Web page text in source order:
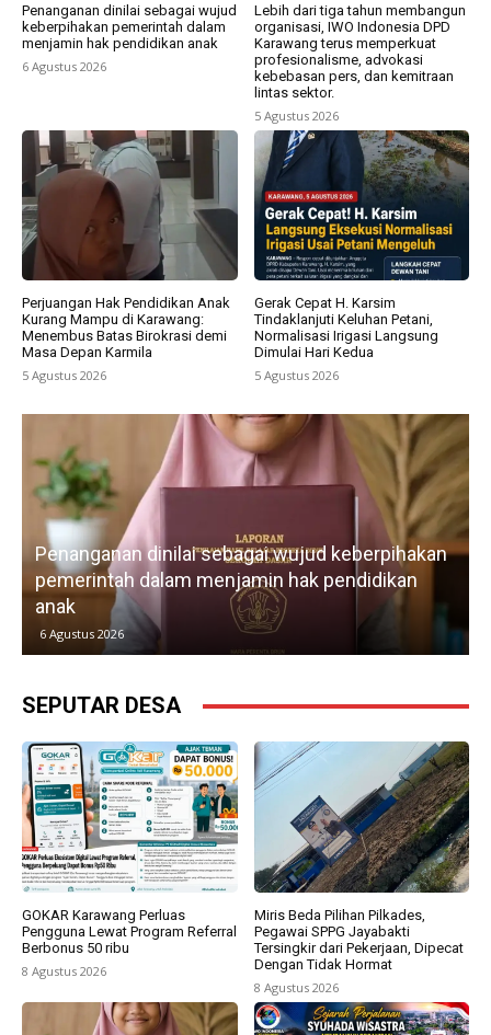
Penanganan dinilai sebagai wujud
keberpihakan pemerintah dalam
menjamin hak pendidikan anak
6 Agustus 2026
Lebih dari tiga tahun membangun
organisasi, IWO Indonesia DPD
Karawang terus memperkuat
profesionalisme, advokasi
kebebasan pers, dan kemitraan
lintas sektor.
5 Agustus 2026
Perjuangan Hak Pendidikan Anak
Kurang Mampu di Karawang:
Menembus Batas Birokrasi demi
Masa Depan Karmila
5 Agustus 2026
Gerak Cepat H. Karsim
Tindaklanjuti Keluhan Petani,
Normalisasi Irigasi Langsung
Dimulai Hari Kedua
5 Agustus 2026
Penanganan dinilai sebagai wujud keberpihakan
pemerintah dalam menjamin hak pendidikan
anak
6 Agustus 2026
SEPUTAR DESA
GOKAR Karawang Perluas
Pengguna Lewat Program Referral
Berbonus 50 ribu
8 Agustus 2026
Miris Beda Pilihan Pilkades,
Pegawai SPPG Jayabakti
Tersingkir dari Pekerjaan, Dipecat
Dengan Tidak Hormat
8 Agustus 2026